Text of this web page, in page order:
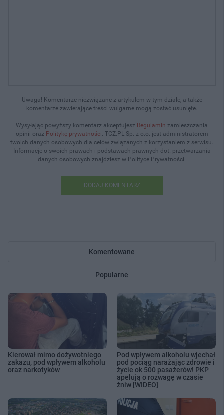
Uwaga! Komentarze niezwiązane z artykułem w tym dziale, a także
komentarze zawierające treści wulgarne mogą zostać usunięte.
Wysyłając powyższy komentarz akceptujesz Regulamin zamieszczania
opinii oraz Politykę prywatności. TCZ.PL Sp. z o.o. jest administratorem
twoich danych osobowych dla celów związanych z korzystaniem z serwisu.
Informacje o swoich prawach i podstawach prawnych dot. przetwarzania
danych osobowych znajdziesz w Polityce Prywatności.
DODAJ KOMENTARZ
Komentowane
Popularne
Kierował mimo dożywotniego
zakazu, pod wpływem alkoholu
oraz narkotyków
Pod wpływem alkoholu wjechał
pod pociąg narażając zdrowie i
życie ok 500 pasażerów! PKP
apelują o rozwagę w czasie
żniw [WIDEO]